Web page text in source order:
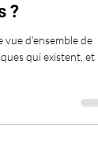
parmi
?
qui existent, et